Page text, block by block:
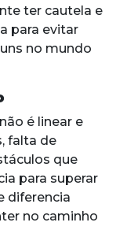
ter cautela e
para evitar
no mundo
é linear e
falta de
que
para superar
diferencia
no caminho